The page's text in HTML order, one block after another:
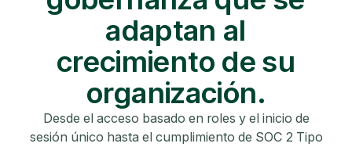
adaptan al
crecimiento de su
organización.
Desde el acceso basado en roles y el inicio de
sesión único hasta el cumplimiento de SOC 2 Tipo